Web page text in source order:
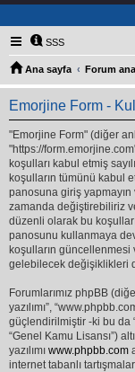
SSS
Ana sayfa Forum
Emorjine Form -
"Emorjine Form" (diğer
"https://
koşulları kabul etmiş
koşulların tümünü kabul
panosuna giriş
zamanda değiştirebiliriz
düzenli olarak bu
panosunu kullanmaya
koşulların
gelebilecek değişiklikleri
Forumlarımız phpBB
yazılımı”,
güçlendirilmiştir -ki bu da
“Genel Kamu Lisansı”)
yazılımı www.phpbb.com
internet tabanlı